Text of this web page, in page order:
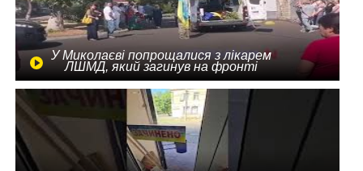
У Миколаєві попрощалися з лікарем
ЛШМД, який загинув на фронті